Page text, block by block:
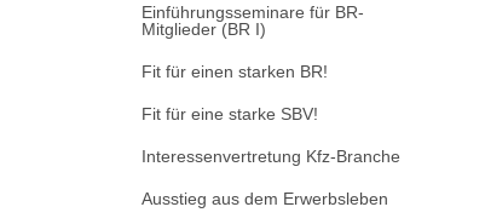
Einführungsseminare für BR-
Mitglieder (BR I)
Fit für einen starken BR!
Fit für eine starke SBV!
Interessenvertretung Kfz-Branche
Ausstieg aus dem Erwerbsleben